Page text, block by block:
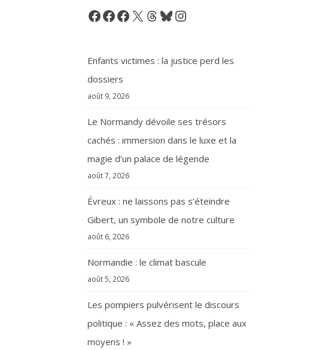
Facebook
Facebook
Facebook
X Threads
BlueskyInstagram
Enfants victimes : la justice perd les
dossiers
août 9, 2026
Le Normandy dévoile ses trésors
cachés : immersion dans le luxe et la
magie d’un palace de légende
août 7, 2026
Évreux : ne laissons pas s’éteindre
Gibert, un symbole de notre culture
août 6, 2026
Normandie : le climat bascule
août 5, 2026
Les pompiers pulvérisent le discours
politique : « Assez des mots, place aux
moyens ! »